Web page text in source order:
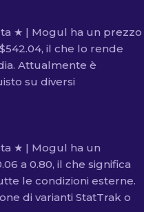
★ | Mogul ha un prezzo
il che lo rende
Attualmente è
su diversi
★ | Mogul ha un
a 0.80, il che significa
le condizioni esterne.
di varianti StatTrak o